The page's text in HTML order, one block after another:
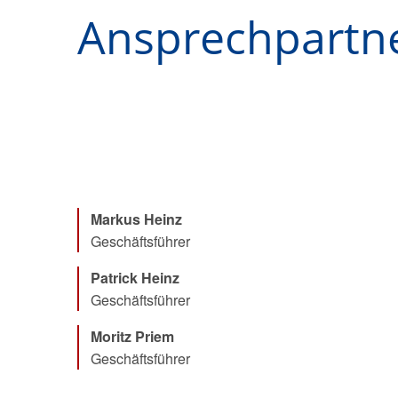
Markus Heinz
Geschäftsführer
Patrick Heinz
Geschäftsführer
Moritz Priem
Geschäftsführer